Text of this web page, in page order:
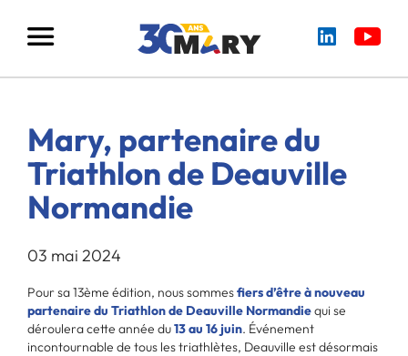
Mary, partenaire du
Triathlon de Deauville
Normandie
03 mai 2024
Pour sa 13ème édition, nous sommesfiers d’être à nouveau
partenaire du Triathlon de Deauville Normandiequi se
déroulera cette année du13 au 16 juin. Événement
incontournable de tous les triathlètes, Deauville est désormais